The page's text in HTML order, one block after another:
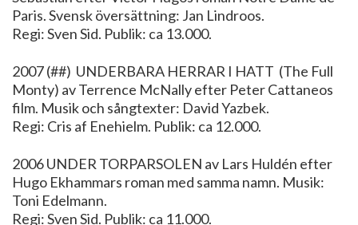
Paris. Svensk översättning: Jan Lindroos.
Regi: Sven Sid. Publik: ca 13.000.
2007 (##) UNDERBARA HERRAR I HATT (The Full
Monty) av Terrence McNally efter Peter Cattaneos
film. Musik och sångtexter: David Yazbek.
Regi: Cris af Enehielm. Publik: ca 12.000.
2006 UNDER TORPARSOLEN av Lars Huldén efter
Hugo Ekhammars roman med samma namn. Musik:
Toni Edelmann.
Regi: Sven Sid. Publik: ca 11.000.